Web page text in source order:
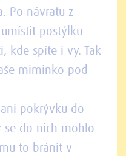
Po návratu z
postýlku
kde spíte i vy. Tak
miminko pod
pokrývku do
se do nich mohlo
to bránit v